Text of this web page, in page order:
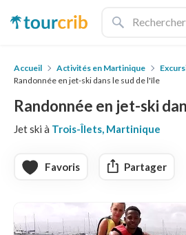
Accueil Activités en Martinique
Randonnée en jet-ski dans le sud de l'île
Randonnée en jet-ski
Jet ski à Trois-Îlets, Martinique
Favoris Partager